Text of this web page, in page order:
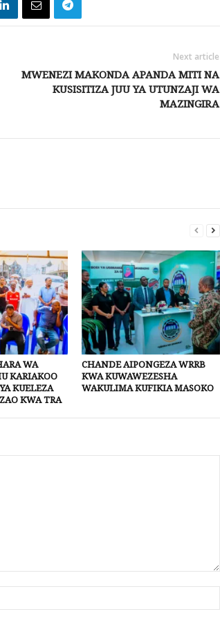
Next article
MWENEZI MAKONDA APANDA MITI NA
KUSISITIZA JUU YA UTUNZAJI WA
MAZINGIRA
WA
KARIAKOO
KUELEZA
KWA TRA
CHANDE AIPONGEZA WRRB
KWA KUWAWEZESHA
WAKULIMA KUFIKIA MASOKO